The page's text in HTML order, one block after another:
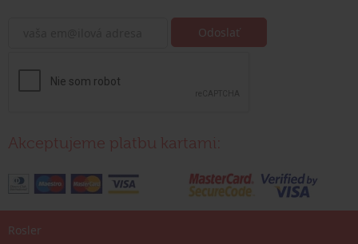
Akceptujeme platbu kartami:
Rosler